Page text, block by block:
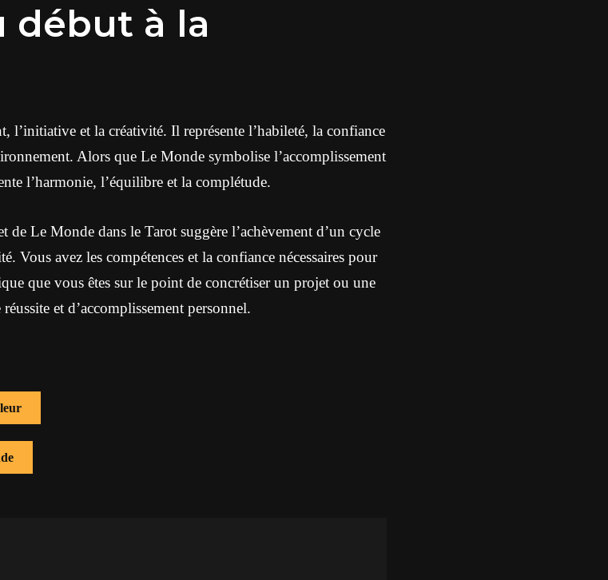
l’initiative et la créativité. Il représente l’habileté, la confiance
Alors que Le Monde symbolise l’accomplissement
l’harmonie, l’équilibre et la complétude.
de Le Monde dans le Tarot suggère l’achèvement d’un cycle
Vous avez les compétences et la confiance nécessaires pour
que vous êtes sur le point de concrétiser un projet ou une
et d’accomplissement personnel.